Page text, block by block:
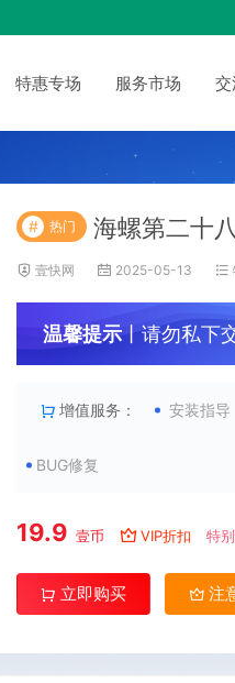
特惠专场 服务市场 交
# 热门 海螺第二十
壹快网 2025-05-13
温馨提示丨请勿私下
增值服务： 安装指导
BUG修复
19.9 壹币 VIP折扣 特
立即购买 注